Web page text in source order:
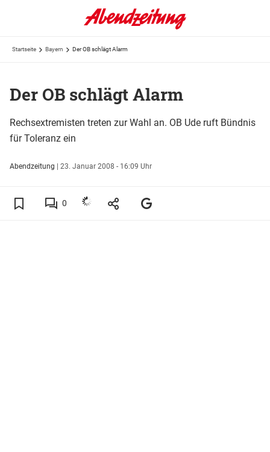
Startseite Bayern Der OB schlägt Alarm
Der OB schlägt Alarm
Rechsextremisten treten zur Wahl an. OB Ude ruft Bündnis
für Toleranz ein
Abendzeitung | 23. Januar 2008 - 16:09 Uhr
0